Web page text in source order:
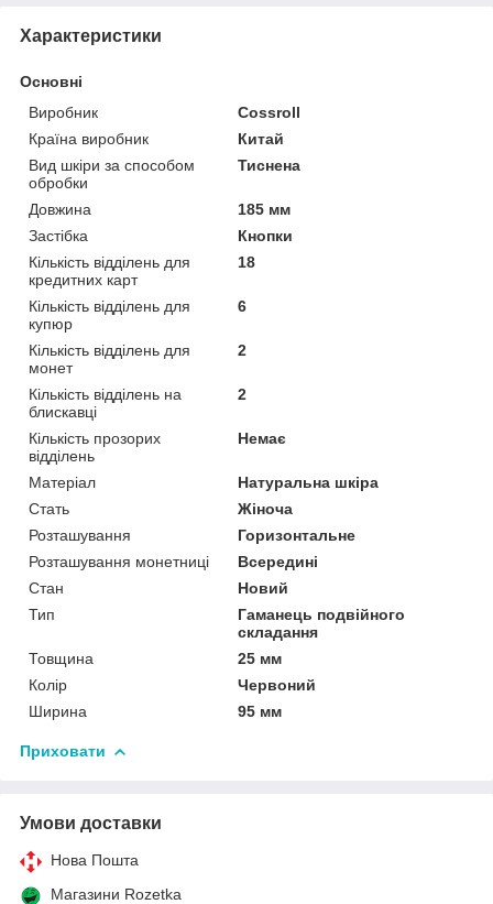
Характеристики
Основні
Виробник
Cossroll
Країна виробник
Китай
Вид шкіри за способом
обробки
Тиснена
Довжина
185 мм
Застібка
Кнопки
Кількість відділень для
кредитних карт
18
Кількість відділень для
купюр
6
Кількість відділень для
монет
2
Кількість відділень на
блискавці
2
Кількість прозорих
відділень
Немає
Матеріал
Натуральна шкіра
Стать
Жіноча
Розташування
Горизонтальне
Розташування монетниці
Всередині
Стан
Новий
Тип
Гаманець подвійного
складання
Товщина
25 мм
Колір
Червоний
Ширина
95 мм
Приховати
Умови доставки
Нова Пошта
Магазини Rozetka